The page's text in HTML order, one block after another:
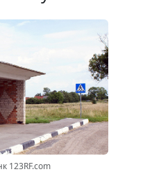
123RF.com